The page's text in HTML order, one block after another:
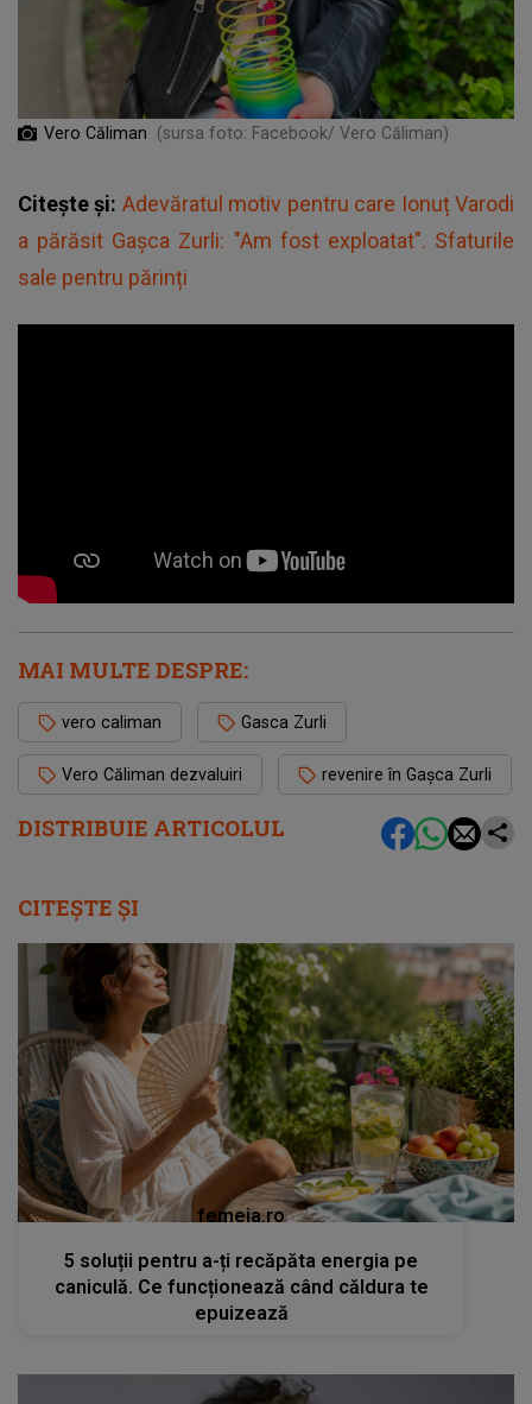
DISTRIBUIE ARTICOLUL
Vero Căliman (sursa foto: Facebook/ Vero Căliman)
Citește și: Adevăratul motiv pentru care Ionuț Varodi
a părăsit Gașca Zurli: "Am fost exploatat". Sfaturile
sale pentru părinți
MAI MULTE DESPRE:
vero caliman Gasca Zurli
Vero Căliman dezvaluiri revenire în Gașca Zurli
CITEȘTE ȘI
femeia.ro
5 soluții pentru a-ți recăpăta energia pe
caniculă. Ce funcționează când căldura te
epuizează